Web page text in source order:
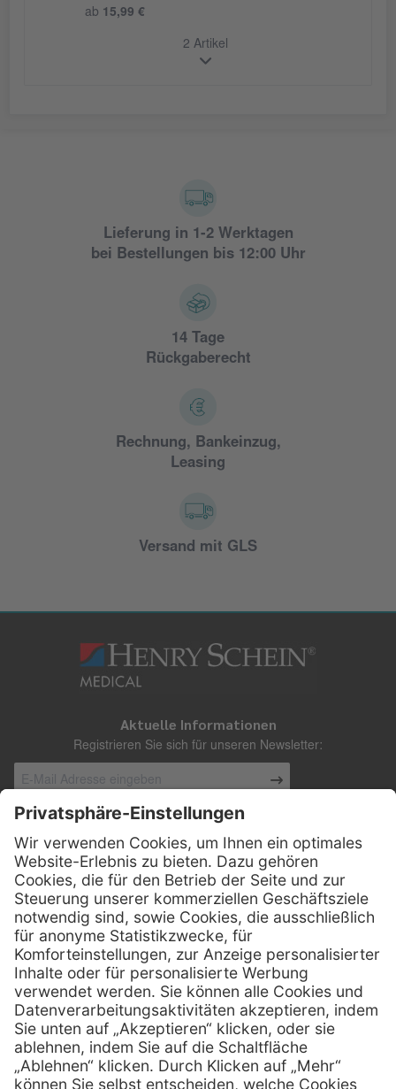
ab 15,99 €
2 Artikel
Lieferung in 1-2 Werktagen
bei Bestellungen bis 12:00 Uhr
14 Tage
Rückgaberecht
Rechnung, Bankeinzug,
Leasing
Versand mit GLS
Aktuelle Informationen
Registrieren Sie sich für unseren Newsletter:
Kontakt
Henry Schein Medical Austria GmbH
Schönbrunner Straße 297
A-1120 Wien
01 / 718 19 61 99
Telefax:01 / 718 19 61 23
E-Mail: info @ henryscheinmed.at
Services Hilfe